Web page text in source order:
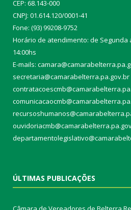
CEP: 68.143-000
CNPJ: 01.614.120/0001-41
Fone: (93) 99208-9752
Horário de atendimento: de Segunda
14:00hs
E-mails:
secretaria@camarabelterra.pa.gov.br
ÚLTIMAS PUBLICAÇÕES